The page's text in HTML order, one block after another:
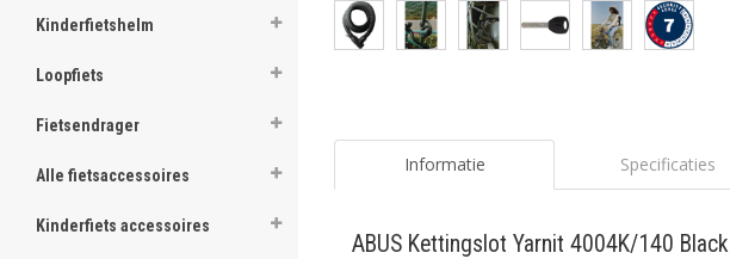
Kinderfietshelm
Loopfiets
Fietsendrager
Alle fietsaccessoires
Kinderfiets accessoires
Informatie Specificaties
ABUS Kettingslot Yarnit 4004K/140 Black